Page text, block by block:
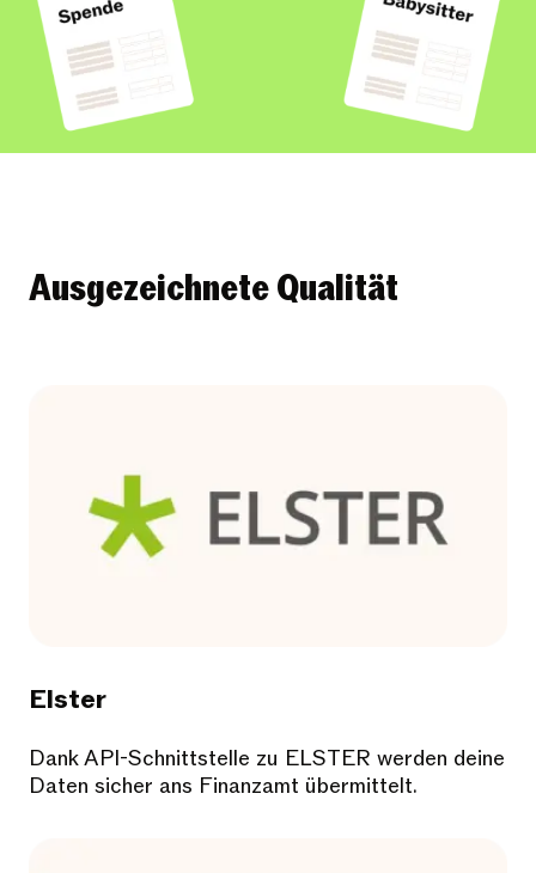
Ausgezeichnete Qualität
Elster
Dank API-Schnittstelle zu ELSTER werden deine
Daten sicher ans Finanzamt übermittelt.